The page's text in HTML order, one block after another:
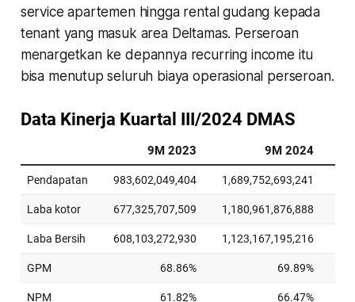
service apartemen hingga rental gudang kepada
tenant yang masuk area Deltamas. Perseroan
menargetkan ke depannya recurring income itu
bisa menutup seluruh biaya operasional perseroan.